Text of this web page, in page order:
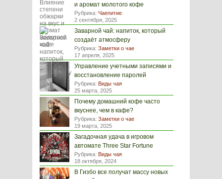
и аромат молотого кофе
Рубрика: Чаепитие
2 сентября, 2025
Заварной чай: напиток, который
создаёт атмосферу
Рубрика: Заметки о чае
17 апреля, 2025
Управление учетными записями и
восстановление паролей
Рубрика: Виды чая
25 марта, 2025
Почему домашний кофе часто
вкуснее, чем в кафе?
Рубрика: Заметки о чае
19 марта, 2025
Загадочная удача в игровом
автомате Three Star Fortune
Рубрика: Виды чая
18 октября, 2024
В Гизбо все получат массу новых